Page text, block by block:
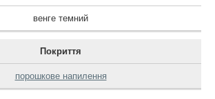
венге темний
Покриття
порошкове напилення